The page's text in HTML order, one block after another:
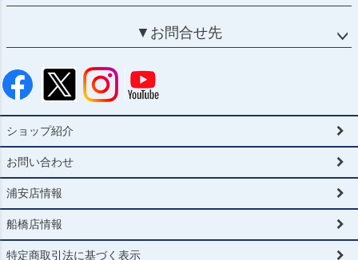
▼お問合せ先
ショップ紹介
お問い合わせ
浦安店情報
船橋店情報
特定商取引法に基づく表示